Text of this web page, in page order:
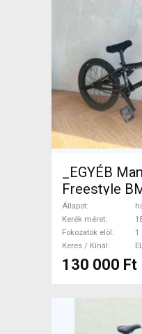
_EGYÉB
Freestyle
Bike használt
Állapot
Kerék méret
Fokozatok elöl
1
Keres / Kínál
130 000 Ft